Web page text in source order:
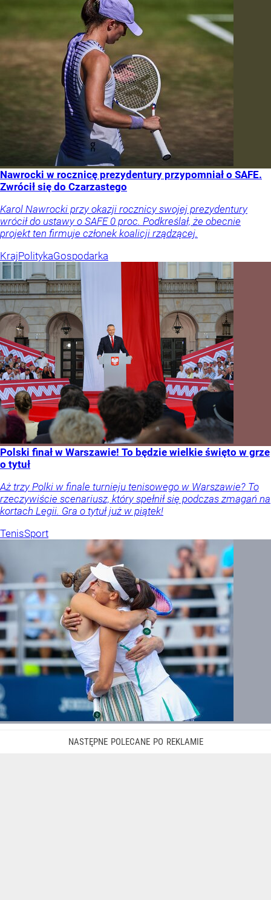
Nawrocki w rocznicę prezydentury przypomniał o SAFE.
Zwrócił się do Czarzastego
Karol Nawrocki przy okazji rocznicy swojej prezydentury
wrócił do ustawy o SAFE 0 proc. Podkreślał, że obecnie
projekt ten firmuje członek koalicji rządzącej.
KrajPolitykaGospodarka
Polski finał w Warszawie! To będzie wielkie święto w grze
o tytuł
Aż trzy Polki w finale turnieju tenisowego w Warszawie? To
rzeczywiście scenariusz, który spełnił się podczas zmagań na
kortach Legii. Gra o tytuł już w piątek!
TenisSport